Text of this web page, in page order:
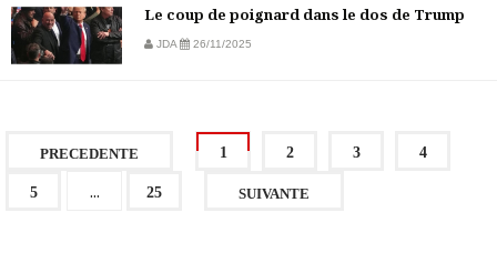
Le coup de poignard dans le dos de Trump
JDA 26/11/2025
PRECEDENTE 1 2 3 4
5 ... 25 SUIVANTE